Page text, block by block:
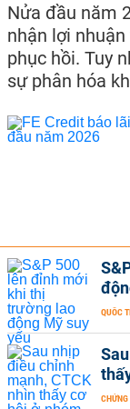
Nửa đầu năm
nhận lợi
phục hồi. Tuy
sự phân hóa
QUỐC